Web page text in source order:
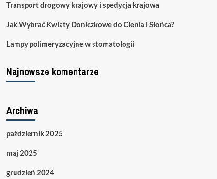
Transport drogowy krajowy i spedycja krajowa
Jak Wybrać Kwiaty Doniczkowe do Cienia i Słońca?
Lampy polimeryzacyjne w stomatologii
Najnowsze komentarze
Archiwa
październik 2025
maj 2025
grudzień 2024